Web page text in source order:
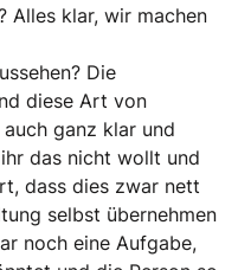
Alles klar, wir machen
Die
diese Art von
ganz klar und
das nicht wollt und
dass dies zwar nett
selbst übernehmen
noch eine Aufgabe,